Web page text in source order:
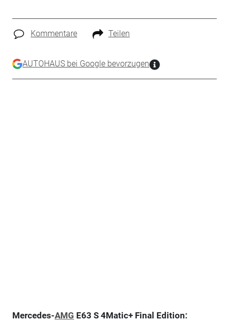
Kommentare Teilen
AUTOHAUS bei Google bevorzugen
Mercedes-AMG E63 S 4Matic+ Final Edition: